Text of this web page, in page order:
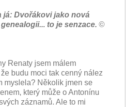
já: Dvořákovi jako nová
to je senzace. ©
Renaty jsem málem
budu moci tak cenný nález
myslela? Několik jmen se
který může o Antonínu
záznamů. Ale to mi